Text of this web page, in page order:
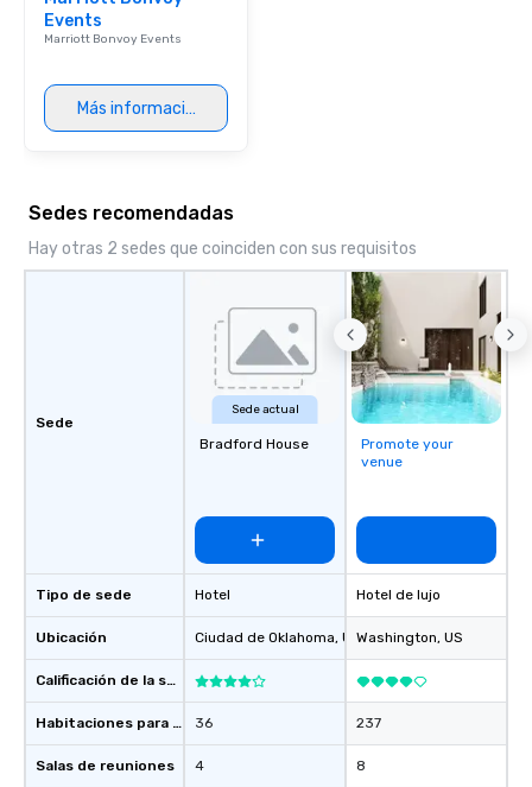
Events
Marriott Bonvoy Events
Más información
Sedes recomendadas
Hay otras 2 sedes que coinciden con sus requisitos
Sede
Tipo de sede
Ubicación
Calificación de la sede
Habitaciones para huéspedes
Salas de reuniones
Sede actual
Bradford House
Hotel
Ciudad de Oklahoma, US
36
4
Promote your
venue
Hotel de lujo
Washington, US
237
8